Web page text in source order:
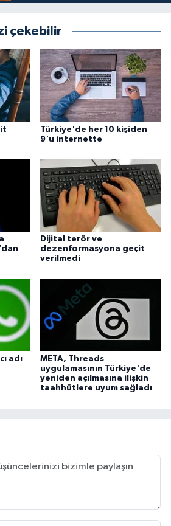
çekebilir
Türkiye'de her 10 kişiden
9'u internette
Dijital terör ve
dezenformasyona geçit
verilmedi
adı
META, Threads
uygulamasının Türkiye'de
yeniden açılmasına ilişkin
taahhütlere uyum sağladı